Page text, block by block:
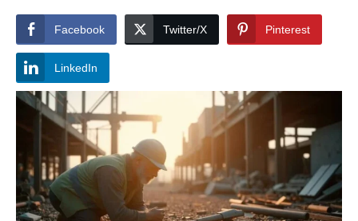
Facebook Twitter/X Pinterest
LinkedIn